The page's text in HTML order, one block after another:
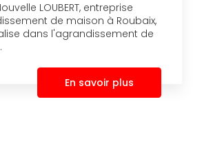
LOUBERT, entreprise
de maison à Roubaix,
dans l'agrandissement de
En savoir plus